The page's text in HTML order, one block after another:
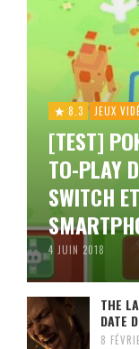
8.3 JEUX
[TEST]
TO-PLAY
SWITCH
4 JUIN 2018
THE
DATE
8